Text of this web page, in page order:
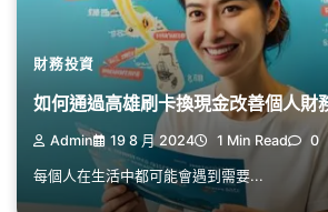
財務投資
如何通過高雄刷卡換現金改善個人財
Admin 19 8 月 2024 1 Min Read 0
每個人在生活中都可能會遇到需要...